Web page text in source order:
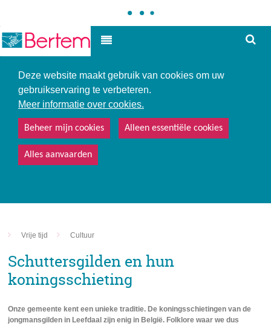
Deze website maakt gebruik van cookies om uw
gebruikservaring te verbeteren.
Meer informatie over cookies.
Beheer mijn cookies Alleen essentiële cookies
Alles aanvaarden
Vrije tijd Cultuur
Schuttersgilden en hun
koningsschieting
Onze gemeente kent een unieke traditie. De koningsschietingen van de
jongmansgilden in Leefdaal zijn enig in België. Folklore waar we dus